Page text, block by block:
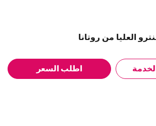
العليا من روتانا
اطلب السعر